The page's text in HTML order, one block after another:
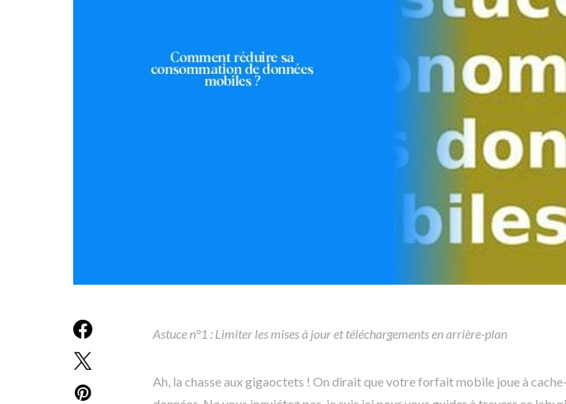
Astuce n°1 : Limiter les mises à jour et téléchargements en arrière-plan
Ah, la chasse aux gigaoctets ! On dirait que votre forfait mobile joue à